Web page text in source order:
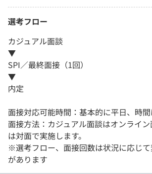
選考フロー
カジュアル面談
▼
SPI／最終面接（1回）
▼
内定
面接対応可能時間：基本的に平日、時間
面接方法：カジュアル面談はオンライ
は対面で実施します。
※選考フロー、面接回数は状況に応じ
があります